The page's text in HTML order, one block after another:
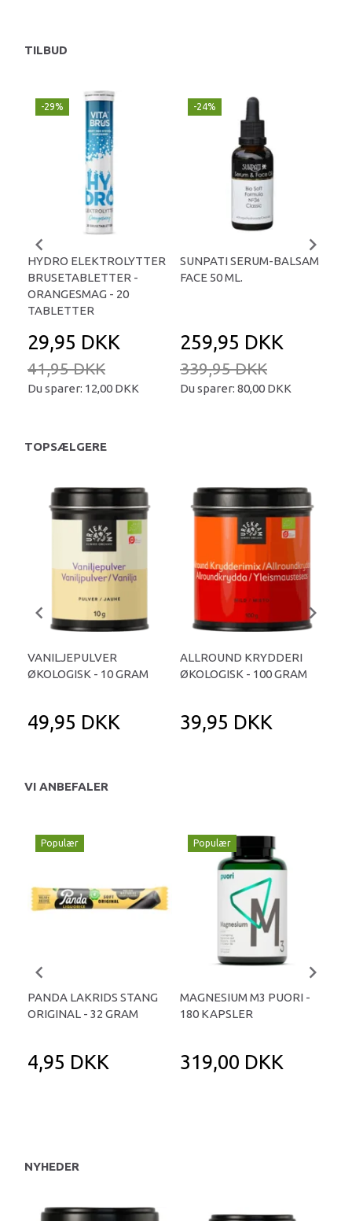
TILBUD
-29%
HYDRO ELEKTROLYTTER
BRUSETABLETTER -
ORANGESMAG - 20
TABLETTER
29,95 DKK
41,95 DKK
Du sparer: 12,00 DKK
-24%
SUNPATI SERUM-BALSAM
FACE 50 ML.
259,95 DKK
339,95 DKK
Du sparer: 80,00 DKK
TOPSÆLGERE
VANILJEPULVER
ØKOLOGISK - 10 GRAM
49,95 DKK
ALLROUND KRYDDERI
ØKOLOGISK - 100 GRAM
39,95 DKK
VI ANBEFALER
Populær
PANDA LAKRIDS STANG
ORIGINAL - 32 GRAM
4,95 DKK
Populær
MAGNESIUM M3 PUORI -
180 KAPSLER
319,00 DKK
NYHEDER